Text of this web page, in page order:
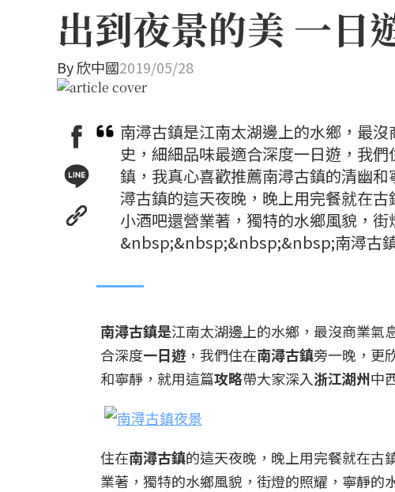
出到夜景的美 一日
By欣中國2019/05/28
南潯古鎮是江南太湖邊上的水鄉，最
史，細細品味最適合深度一日遊，我
鎮，我真心喜歡推薦南潯古鎮的清幽
潯古鎮的這天夜晚，晚上用完餐就在
小酒吧還營業著，獨特的水鄉風貌，
&nbsp;&nbsp;&nbsp;&nbsp;南潯古
南潯古鎮是江南太湖邊上的水鄉，最沒商業氣
合深度一日遊 ，我們住在南潯古鎮旁一晚，更
和寧靜，就用這篇攻略帶大家深入浙江湖州中
住在南潯古鎮的這天夜晚，晚上用完餐就在古
業著，獨特的水鄉風貌，街燈的照耀，寧靜的